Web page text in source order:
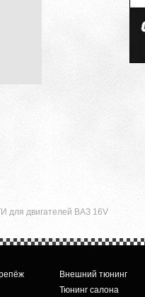
для двигателей ВАЗ 16V
Внешний тюнинг
Тюнинг салона